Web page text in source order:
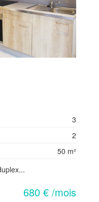
3
2
50 m²
680 € /mois